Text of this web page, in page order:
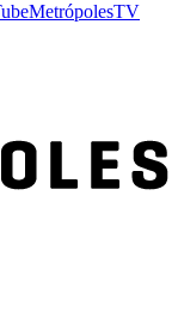
MetrópolesTV